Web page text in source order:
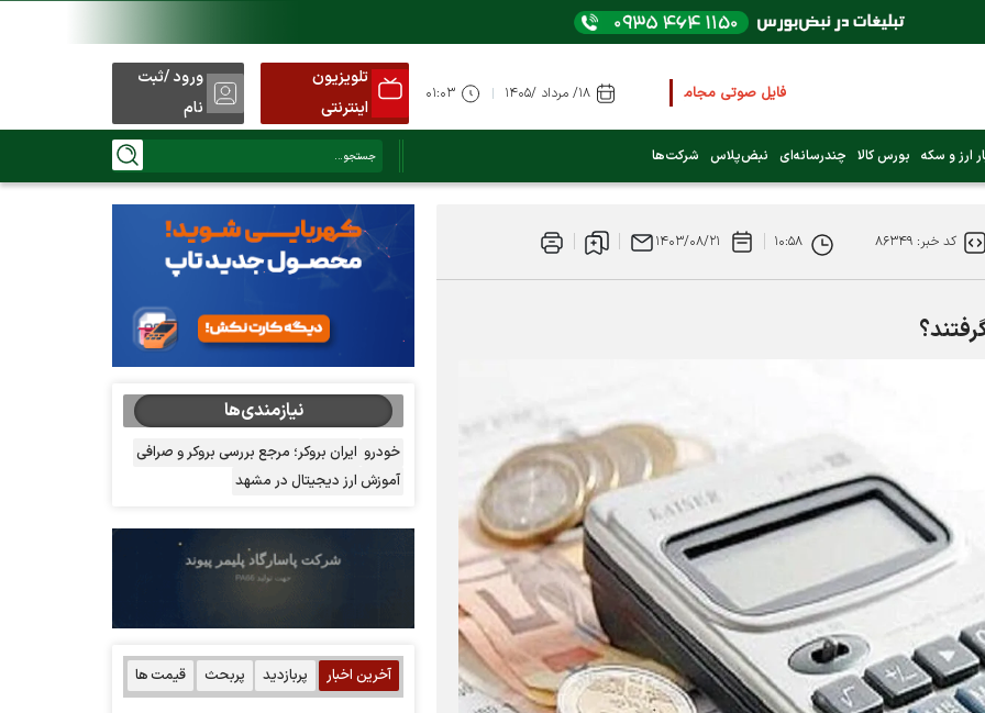
فایل صوتی مجامع و کنفرانس ها را از اینجا گوش کنید
عرضه اولیه بعدی کدام نماد است؟ (کلیک کنید)
تلویزیون
اینترنتی
ورود /ثبت
نام
ارز و سکه بورس کالا چندرسانه‌ای نبض‌پلاس شرکت‌ها
کد خبر: ۸۶۳۴۹ ۱۰:۵۸ ۱۴۰۳/۰۸/۲۱
نیازمندی‌ها
خودرو ایران بروکر؛ مرجع بررسی بروکر و صرافی
آموزش ارز دیجیتال در مشهد
آخرین اخبار پربازدید پربحث قیمت ها